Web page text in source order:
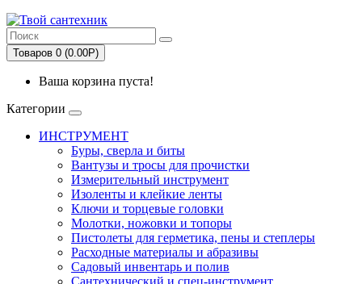
Товаров 0 (0.00Р)
Ваша корзина пуста!
Категории
ИНСТРУМЕНТ
Буры, сверла и биты
Вантузы и тросы для прочистки
Измерительный инструмент
Изоленты и клейкие ленты
Ключи и торцевые головки
Молотки, ножовки и топоры
Пистолеты для герметика, пены и степлеры
Расходные материалы и абразивы
Садовый инвентарь и полив
Сантехнический и спец-инструмент